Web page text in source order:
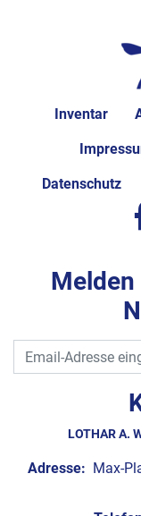
Inventar
Datenschutz
LOTHAR A.
Adresse: Max-